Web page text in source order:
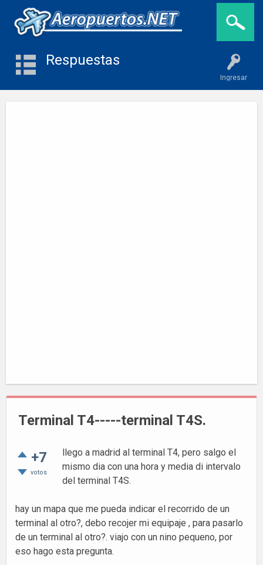
Ingresar
Respuestas
Terminal T4-----terminal T4S.
+7
votos
llego a madrid al terminal T4, pero salgo el
mismo dia con una hora y media di intervalo
del terminal T4S.
hay un mapa que me pueda indicar el recorrido de un
terminal al otro?, debo recojer mi equipaje , para pasarlo
de un terminal al otro?. viajo con un nino pequeno, por
eso hago esta pregunta.